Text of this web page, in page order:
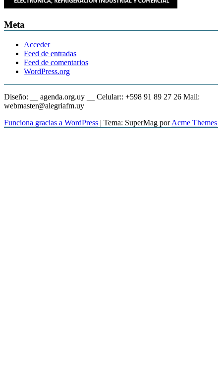
Meta
Acceder
Feed de entradas
Feed de comentarios
WordPress.org
Diseño: __ agenda.org.uy __ Celular:: +598 91 89 27 26 Mail:
webmaster@alegriafm.uy
Funciona gracias a WordPress | Tema: SuperMag porAcme Themes